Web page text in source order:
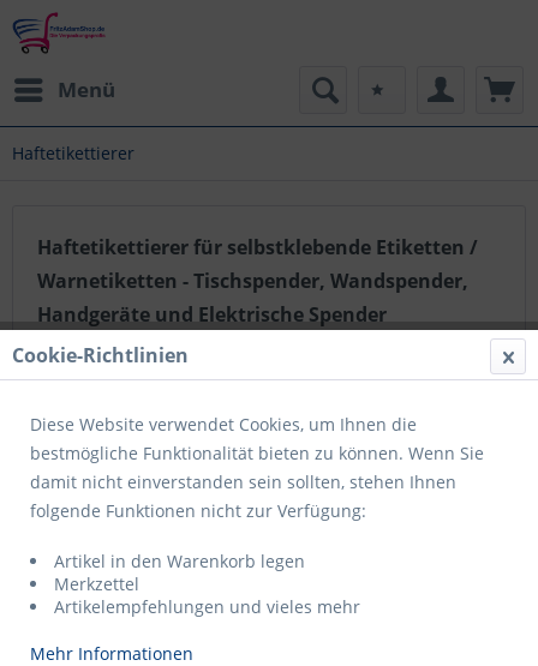
Menü
Haftetikettierer
Haftetikettierer für selbstklebende Etiketten /
Warnetiketten - Tischspender, Wandspender,
Handgeräte und Elektrische Spender
Cookie-Richtlinien
Diese Website verwendet Cookies, um Ihnen die
bestmögliche Funktionalität bieten zu können. Wenn Sie
damit nicht einverstanden sein sollten, stehen Ihnen
folgende Funktionen nicht zur Verfügung:
Artikel in den Warenkorb legen
Merkzettel
Artikelempfehlungen und vieles mehr
Mehr Informationen